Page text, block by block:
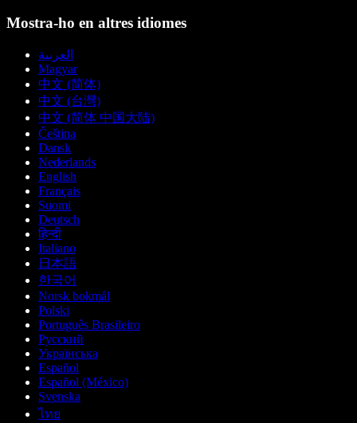
Mostra-ho en altres idiomes
العربية
Magyar
中文 (简体)
中文 (台灣)
中文 (简体 中国大陆)
Čeština
Dansk
Nederlands
English
Français
Suomi
Deutsch
हिन्दी
Italiano
日本語
한국어
Norsk bokmål
Polski
Português Brasileiro
Русский
Українська
Español
Español (México)
Svenska
ไทย